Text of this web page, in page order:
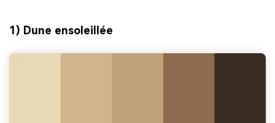
1) Dune ensoleillée